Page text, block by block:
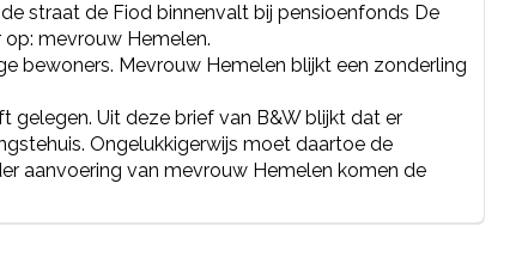
straat de Fiod binnenvalt bij pensioenfonds De
mevrouw Hemelen.
bewoners. Mevrouw Hemelen blijkt een zonderling
gelegen. Uit deze brief van B&W blijkt dat er
Ongelukkigerwijs moet daartoe de
aanvoering van mevrouw Hemelen komen de